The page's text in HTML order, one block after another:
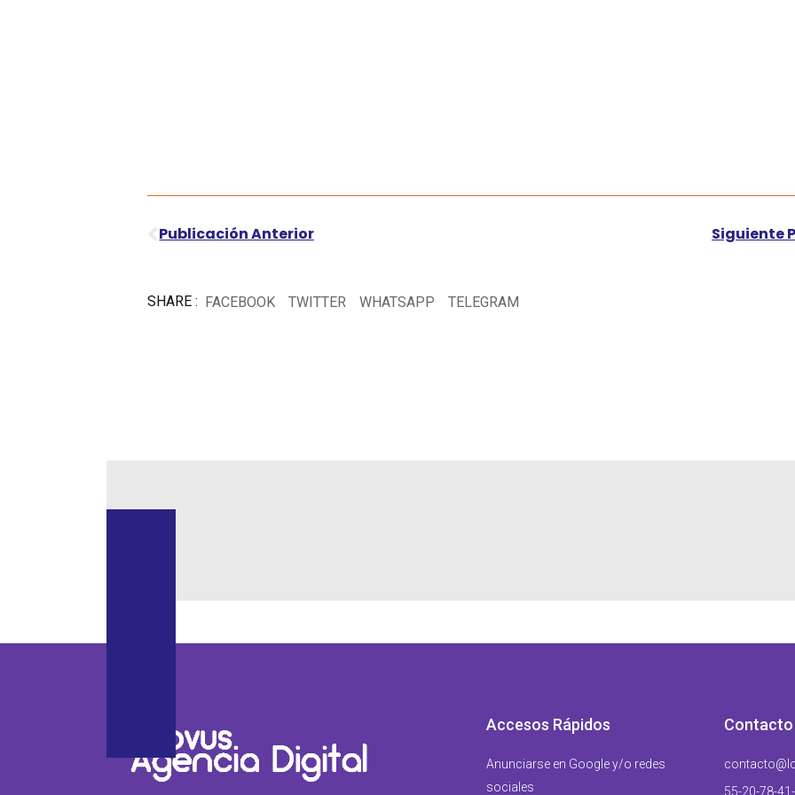
Publicación Anterior Siguiente
SHARE : FACEBOOK TWITTER WHATSAPP TELEGRAM
Accesos Rápidos
Anunciarse en Google y/o redes
sociales
Contacto
55-20-78-